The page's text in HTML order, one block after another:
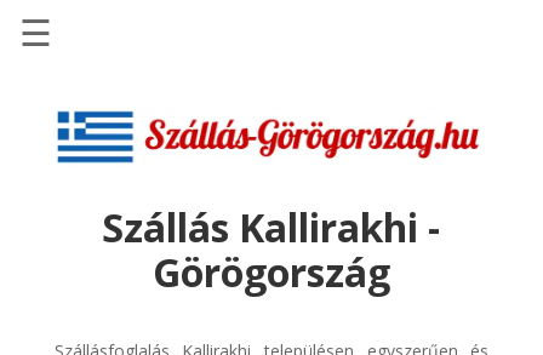
Szállások
Repülőjegy
pénzvisszatérítéssel
☰
Szállás Kallirakhi -
Görögország
Szállásfoglalás Kallirakhi településen egyszerűen és